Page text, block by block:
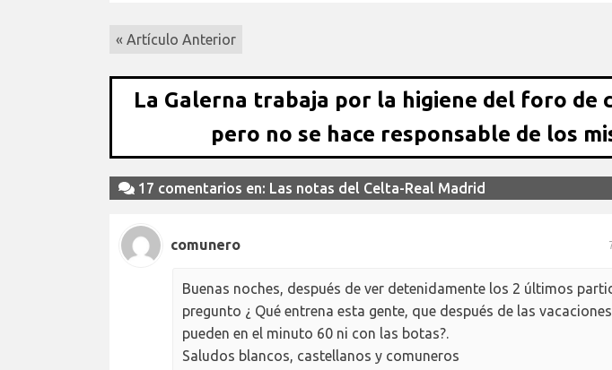
« Artículo Anterior
La Galerna trabaja por la higiene del foro de
pero no se hace responsable de los
17 comentarios en: Las notas del Celta-Real Madrid
comunero
Buenas noches, después de ver detenidamente los 2 últimos
pregunto ¿ Qué entrena esta gente, que después de las
pueden en el minuto 60 ni con las botas?.
Saludos blancos, castellanos y comuneros